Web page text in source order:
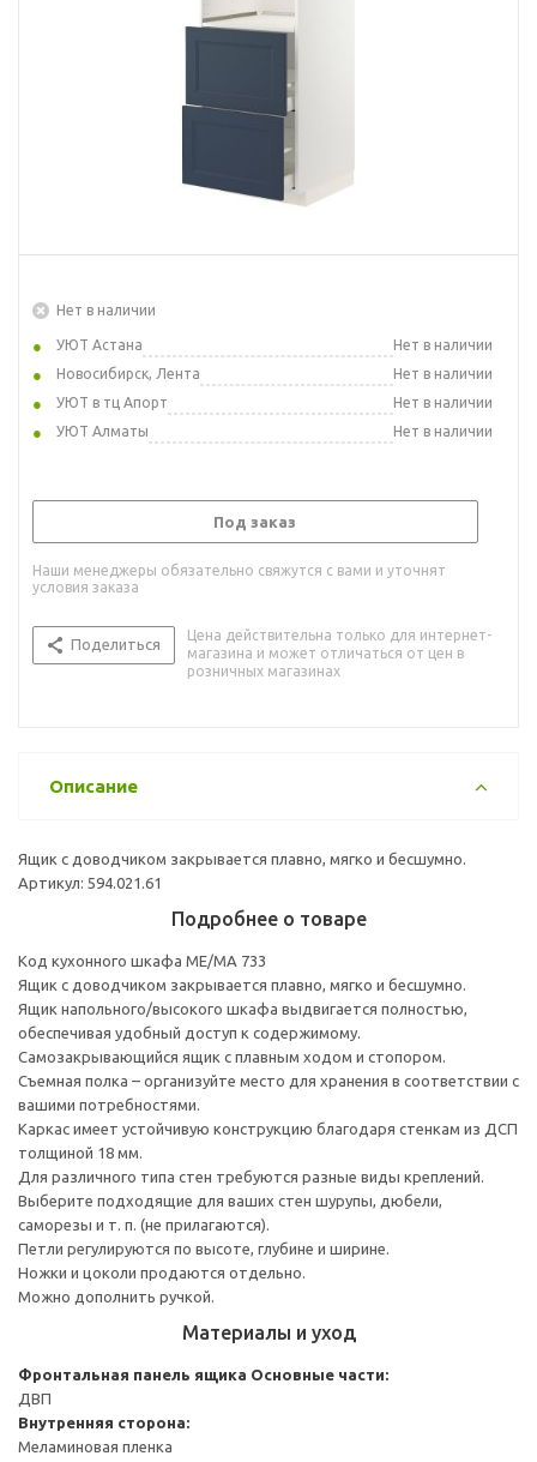
Нет в наличии
УЮТ Астана
Нет в наличии
Новосибирск, Лента
Нет в наличии
УЮТ в тц Апорт
Нет в наличии
УЮТ Алматы
Нет в наличии
Под заказ
Наши менеджеры обязательно свяжутся с вами и уточнят
условия заказа
Поделиться
Цена действительна только для интернет-
магазина и может отличаться от цен в
розничных магазинах
Описание
Ящик с доводчиком закрывается плавно, мягко и бесшумно.
Артикул: 594.021.61
Подробнее о товаре
Код кухонного шкафа ME/MA 733
Ящик с доводчиком закрывается плавно, мягко и бесшумно.
Ящик напольного/высокого шкафа выдвигается полностью,
обеспечивая удобный доступ к содержимому.
Cамозакрывающийся ящик с плавным ходом и стопором.
Съемная полка – организуйте место для хранения в соответствии с
вашими потребностями.
Каркас имеет устойчивую конструкцию благодаря стенкам из ДСП
толщиной 18 мм.
Для различного типа стен требуются разные виды креплений.
Выберите подходящие для ваших стен шурупы, дюбели,
саморезы и т. п. (не прилагаются).
Петли регулируются по высоте, глубине и ширине.
Ножки и цоколи продаются отдельно.
Можно дополнить ручкой.
Материалы и уход
Фронтальная панель ящика Основные части:
ДВП
Внутренняя сторона:
Меламиновая пленка